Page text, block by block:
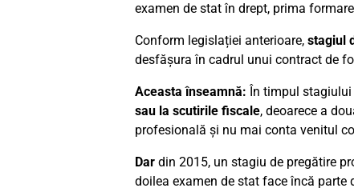
examen de stat în drept, prima
Conform legislației anterioare, stagiul
desfășura în cadrul unui contract de
Aceasta înseamnă: În timpul
sau la scutirile fiscale, deoarece a
profesională și nu mai conta venitul
Dardin 2015, un stagiu de pregătire
doilea examen de stat face încă